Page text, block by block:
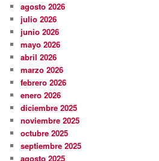
agosto 2026
julio 2026
junio 2026
mayo 2026
abril 2026
marzo 2026
febrero 2026
enero 2026
diciembre 2025
noviembre 2025
octubre 2025
septiembre 2025
agosto 2025